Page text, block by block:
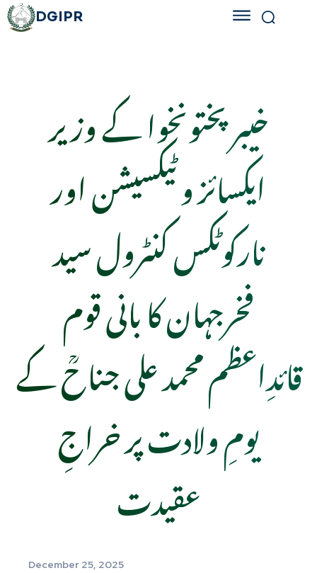
DGIPR
خیبرپختونخوا کے وزیر
ایکسائز و ٹیکسیشن اور
نارکوٹکس کنٹرول سید
فخرجہان کا بانی قوم
قائدِاعظم محمد علی جناحؒ کے
یومِ ولادت پر خراجِ
عقیدت
December 25, 2025